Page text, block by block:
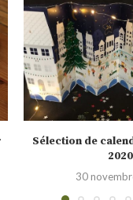
Testé pour vous,
19